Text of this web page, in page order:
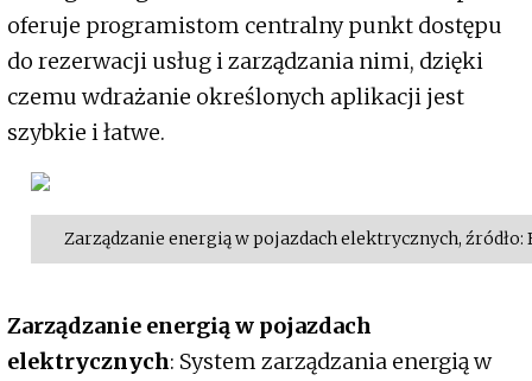
oferuje programistom centralny punkt dostępu
do rezerwacji usług i zarządzania nimi, dzięki
czemu wdrażanie określonych aplikacji jest
szybkie i łatwe.
Zarządzanie energią w pojazdach elektrycznych, źródło:
Zarządzanie energią w pojazdach
elektrycznych: System zarządzania energią w